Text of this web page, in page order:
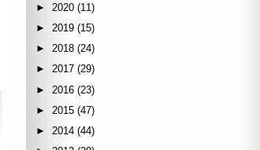
► 2020 (11)
► 2019 (15)
► 2018 (24)
► 2017 (29)
► 2016 (23)
► 2015 (47)
► 2014 (44)